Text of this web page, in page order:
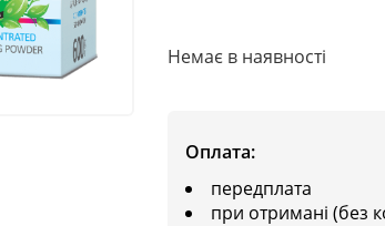
Немає в наявності
Оплата:
передплата
при отримані (без